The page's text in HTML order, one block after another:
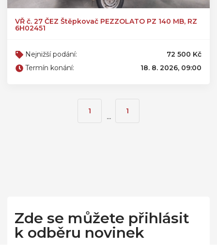
VŘ č. 27 ČEZ Štěpkovač PEZZOLATO PZ 140 MB, RZ
6H02451
Nejnižší podání:
72 500 Kč
Termín konání:
18. 8. 2026, 09:00
1
...
1
Zde se můžete přihlásit
k odběru novinek